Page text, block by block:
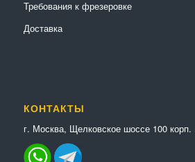
Требования к фрезеровке
Доставка
КОНТАКТЫ
г. Москва, Щелковское шоссе 100